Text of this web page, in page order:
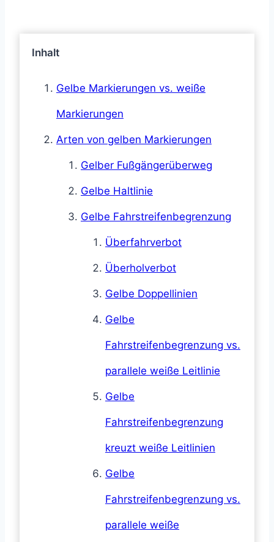
Inhalt
Gelbe Markierungen vs. weiße
Markierungen
Arten von gelben Markierungen
Gelber Fußgängerüberweg
Gelbe Haltlinie
Gelbe Fahrstreifenbegrenzung
Überfahrverbot
Überholverbot
Gelbe Doppellinien
Gelbe
Fahrstreifenbegrenzung vs.
parallele weiße Leitlinie
Gelbe
Fahrstreifenbegrenzung
kreuzt weiße Leitlinien
Gelbe
Fahrstreifenbegrenzung vs.
parallele weiße